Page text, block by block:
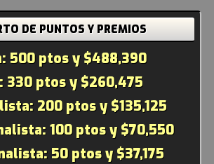
DE PUNTOS Y PREMIOS
500 ptos y $488,390
330 ptos y $260,475
200 ptos y $135,125
100 ptos y $70,550
50 ptos y $37,175